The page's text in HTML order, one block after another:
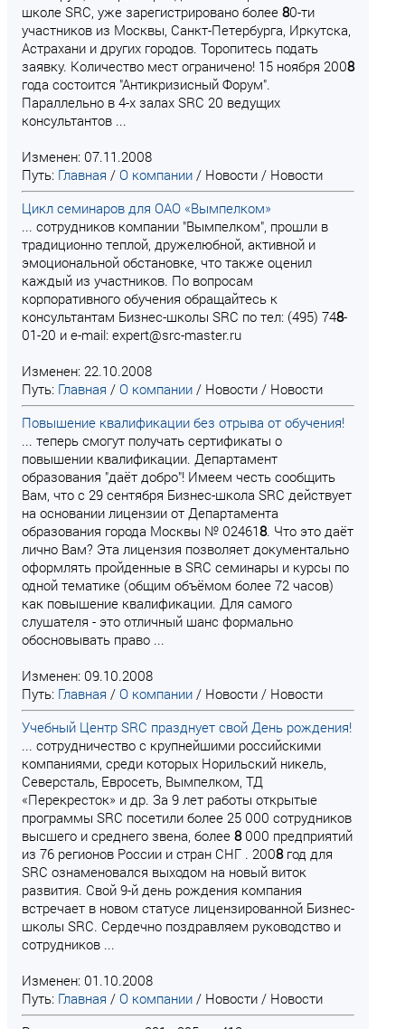
школе SRC, уже зарегистрировано более 80-ти
участников из Москвы, Санкт-Петербурга, Иркутска,
Астрахани и других городов. Торопитесь подать
заявку. Количество мест ограничено! 15 ноября 2008
года состоится "Антикризисный Форум".
Параллельно в 4-х залах SRC 20 ведущих
консультантов ...
Изменен: 07.11.2008
Путь: Главная / О компании / Новости / Новости
Цикл семинаров для ОАО «Вымпелком»
... сотрудников компании "Вымпелком", прошли в
традиционно теплой, дружелюбной, активной и
эмоциональной обстановке, что также оценил
каждый из участников. По вопросам
корпоративного обучения обращайтесь к
консультантам Бизнес-школы SRC по тел: (495) 748-
01-20 и e-mail: expert@src-master.ru
Изменен: 22.10.2008
Путь: Главная / О компании / Новости / Новости
Повышение квалификации без отрыва от обучения!
... теперь смогут получать сертификаты о
повышении квалификации. Департамент
образования "даёт добро"! Имеем честь сообщить
Вам, что с 29 сентября Бизнес-школа SRC действует
на основании лицензии от Департамента
образования города Москвы № 024618. Что это даёт
лично Вам? Эта лицензия позволяет документально
оформлять пройденные в SRC семинары и курсы по
одной тематике (общим объёмом более 72 часов)
как повышение квалификации. Для самого
слушателя - это отличный шанс формально
обосновывать право ...
Изменен: 09.10.2008
Путь: Главная / О компании / Новости / Новости
Учебный Центр SRC празднует свой День рождения!
... сотрудничество с крупнейшими российскими
компаниями, среди которых Норильский никель,
Северсталь, Евросеть, Вымпелком, ТД
«Перекресток» и др. За 9 лет работы открытые
программы SRC посетили более 25 000 сотрудников
высшего и среднего звена, более 8000 предприятий
из 76 регионов России и стран СНГ . 2008год для
SRC ознаменовался выходом на новый виток
развития. Свой 9-й день рождения компания
встречает в новом статусе лицензированной Бизнес-
школы SRC. Сердечно поздравляем руководство и
сотрудников ...
Изменен: 01.10.2008
Путь: Главная / О компании / Новости / Новости